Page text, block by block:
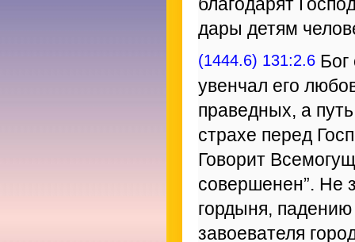
дары детям
(1444.6) 131:2.6 Бог
увенчал его
праведных, а
страхе перед
Говорит
совершенен”. Не
гордыня,
завоевателя